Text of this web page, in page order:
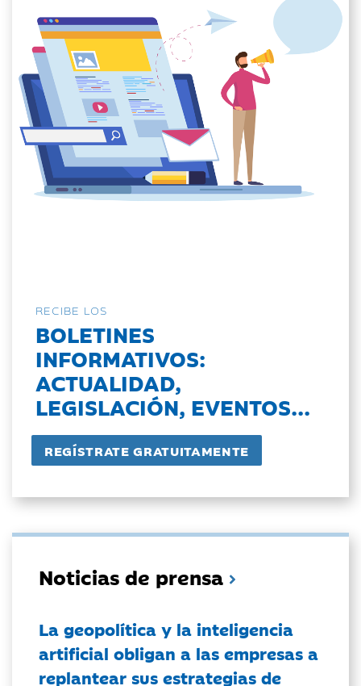
RECIBE LOS
BOLETINES
INFORMATIVOS:
ACTUALIDAD,
LEGISLACIÓN, EVENTOS...
Noticias de prensa
La geopolítica y la inteligencia
artificial obligan a las empresas a
replantear sus estrategias de